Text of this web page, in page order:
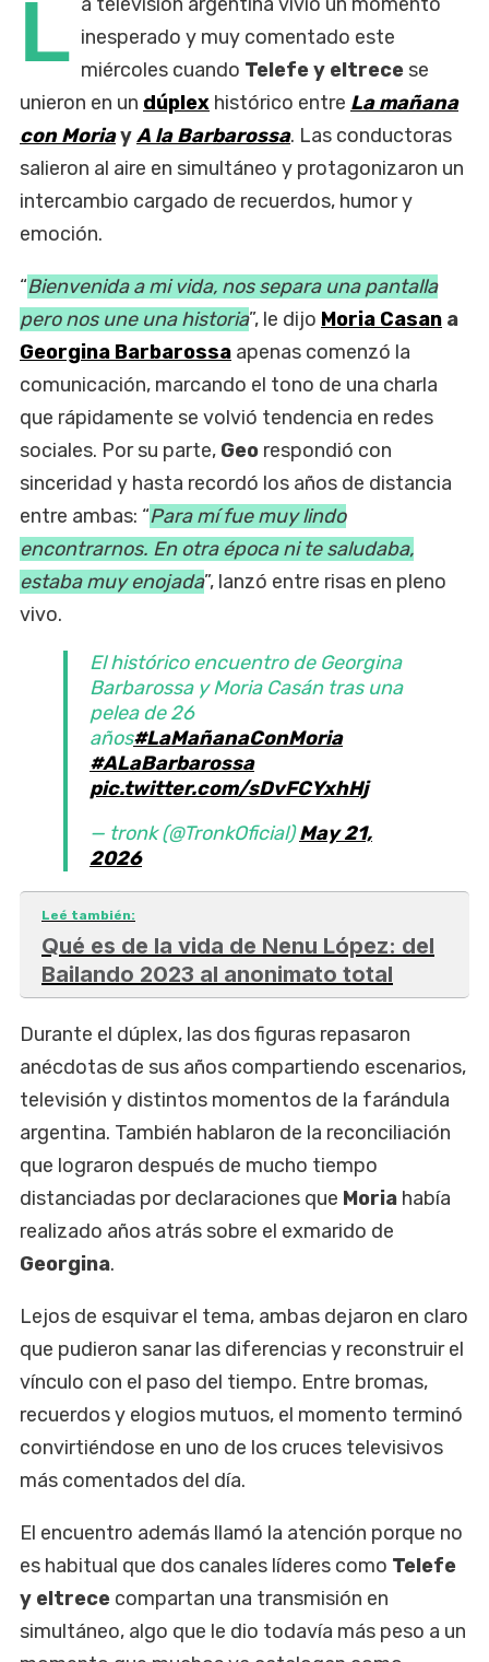
L inesperado y muy comentado este
miércoles cuando Telefe y eltrece se
unieron en un dúplex histórico entre La mañana
con MoriayA la Barbarossa. Las conductoras
salieron al aire en simultáneo y protagonizaron un
intercambio cargado de recuerdos, humor y
emoción.
“Bienvenida a mi vida, nos separa una pantalla
pero nos une una historia”, le dijo Moria Casan a
Georgina Barbarossa apenas comenzó la
comunicación, marcando el tono de una charla
que rápidamente se volvió tendencia en redes
sociales. Por su parte, Geo respondió con
sinceridad y hasta recordó los años de distancia
entre ambas: “Para mí fue muy lindo
encontrarnos. En otra época ni te saludaba,
estaba muy enojada”, lanzó entre risas en pleno
vivo.
El histórico encuentro de Georgina
Barbarossa y Moria Casán tras una
pelea de 26
años#LaMañanaConMoria
#ALaBarbarossa
pic.twitter.com/sDvFCYxhHj
— tronk (@TronkOficial)May 21,
2026
Leé también:
Qué es de la vida de Nenu López: del
Bailando 2023 al anonimato total
Durante el dúplex, las dos figuras repasaron
anécdotas de sus años compartiendo escenarios,
televisión y distintos momentos de la farándula
argentina. También hablaron de la reconciliación
que lograron después de mucho tiempo
distanciadas por declaraciones que Moria había
realizado años atrás sobre el exmarido de
Georgina.
Lejos de esquivar el tema, ambas dejaron en claro
que pudieron sanar las diferencias y reconstruir el
vínculo con el paso del tiempo. Entre bromas,
recuerdos y elogios mutuos, el momento terminó
convirtiéndose en uno de los cruces televisivos
más comentados del día.
El encuentro además llamó la atención porque no
es habitual que dos canales líderes como Telefe
y eltrece compartan una transmisión en
simultáneo, algo que le dio todavía más peso a un